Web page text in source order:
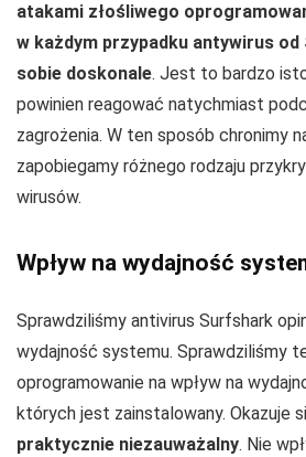
atakami złośliwego
w każdym przypadku antywirus
sobie doskonale. Jest to bardzo
powinien reagować natychmiast
zagrożenia. W ten sposób chronimy
zapobiegamy różnego rodzaju
wirusów.
Wpływ na wydajność
Sprawdziliśmy antivirus Surfshark
wydajność systemu. Sprawdziliśmy
oprogramowanie na wpływ na
których jest zainstalowany. Okazuje
praktycznie niezauważalny. Nie